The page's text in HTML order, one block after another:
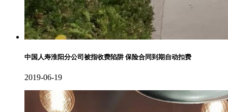
中国人寿淮阳分公司被指收费陷阱 保险合同到期自动扣费
2019-06-19